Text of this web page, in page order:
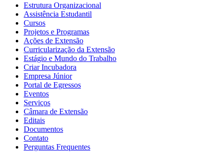
Estrutura Organizacional
Assistência Estudantil
Cursos
Projetos e Programas
Ações de Extensão
Curricularização da Extensão
Estágio e Mundo do Trabalho
Criar Incubadora
Empresa Júnior
Portal de Egressos
Eventos
Serviços
Câmara de Extensão
Editais
Documentos
Contato
Perguntas Frequentes